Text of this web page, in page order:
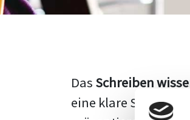
Das Schreiben
eine klare Struktur,